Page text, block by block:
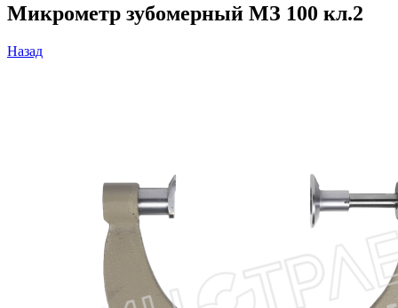
Микрометр зубомерный МЗ 100 кл.2
Назад